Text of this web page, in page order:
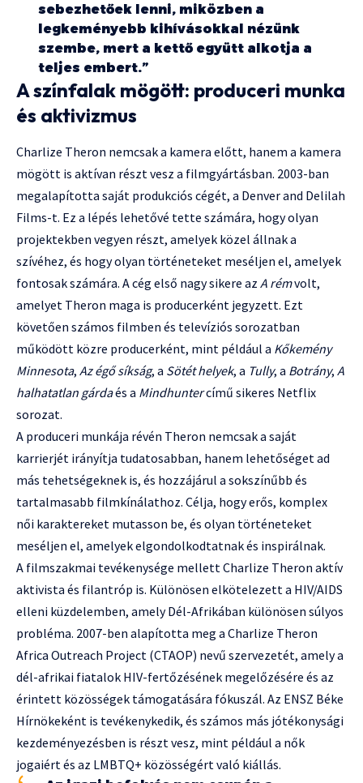
sebezhetőek lenni, miközben a
legkeményebb kihívásokkal nézünk
szembe, mert a kettő együtt alkotja a
teljes embert.”
A színfalak mögött: produceri munka
és aktivizmus
Charlize Theron nemcsak a kamera előtt, hanem a kamera
mögött is aktívan részt vesz a filmgyártásban. 2003-ban
megalapította saját produkciós cégét, a Denver and Delilah
Films-t. Ez a lépés lehetővé tette számára, hogy olyan
projektekben vegyen részt, amelyek közel állnak a
szívéhez, és hogy olyan történeteket meséljen el, amelyek
fontosak számára. A cég első nagy sikere az A rémvolt,
amelyet Theron maga is producerként jegyzett. Ezt
követően számos filmben és televíziós sorozatban
működött közre producerként, mint például a Kőkemény
Minnesota, Az égő síkság, a Sötét helyek, a Tully, a Botrány, A
halhatatlan gárdaés a Mindhuntercímű sikeres Netflix
sorozat.
A produceri munkája révén Theron nemcsak a saját
karrierjét irányítja tudatosabban, hanem lehetőséget ad
más tehetségeknek is, és hozzájárul a sokszínűbb és
tartalmasabb filmkínálathoz. Célja, hogy erős, komplex
női karaktereket mutasson be, és olyan történeteket
meséljen el, amelyek elgondolkodtatnak és inspirálnak.
A filmszakmai tevékenysége mellett Charlize Theron aktív
aktivista és filantróp is. Különösen elkötelezett a HIV/AIDS
elleni küzdelemben, amely Dél-Afrikában különösen súlyos
probléma. 2007-ben alapította meg a Charlize Theron
Africa Outreach Project (CTAOP) nevű szervezetét, amely a
dél-afrikai fiatalok HIV-fertőzésének megelőzésére és az
érintett közösségek támogatására fókuszál. Az ENSZ Béke
Hírnökeként is tevékenykedik, és számos más jótékonysági
kezdeményezésben is részt vesz, mint például a nők
jogaiért és az LMBTQ+ közösségért való kiállás.